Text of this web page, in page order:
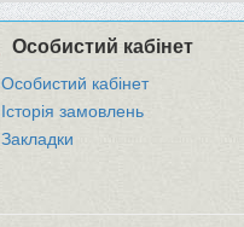
Особистий кабінет
Особистий кабінет
Історія замовлень
Закладки